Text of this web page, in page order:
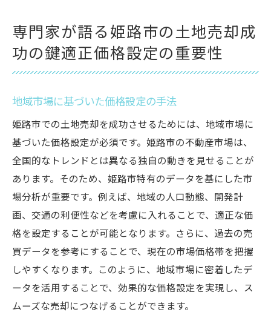
専門家が語る姫路市の土地売却成
功の鍵適正価格設定の重要性
地域市場に基づいた価格設定の手法
姫路市での土地売却を成功させるためには、地域市場に
基づいた価格設定が必須です。姫路市の不動産市場は、
全国的なトレンドとは異なる独自の動きを見せることが
あります。そのため、姫路市特有のデータを基にした市
場分析が重要です。例えば、地域の人口動態、開発計
画、交通の利便性などを考慮に入れることで、適正な価
格を設定することが可能となります。さらに、過去の売
買データを参考にすることで、現在の市場価格帯を把握
しやすくなります。このように、地域市場に密着したデ
ータを活用することで、効果的な価格設定を実現し、ス
ムーズな売却につなげることができます。